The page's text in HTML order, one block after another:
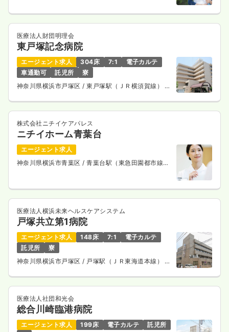
医療法人財団明理会
東戸塚記念病院
エージェント求人 304床 7:1
電子カルテ
車通勤可
託児所
寮
神奈川県横浜市戸塚区 / 東戸塚駅（ＪＲ横須賀線） 徒
株式会社ニチイケアパレス
ニチイホーム青葉台
エージェント求人
神奈川県横浜市青葉区/ 青葉台駅（東急田園都市線）
医療法人横浜未来ヘルスケアシステム
戸塚共立第1病院
エージェント求人 148床 7:1
電子カルテ
託児所
寮
神奈川県横浜市戸塚区 / 戸塚駅（ＪＲ東海道本線） 徒
医療法人社団和光会
総合川崎臨港病院
エージェント求人 199床 電子カルテ
託児所